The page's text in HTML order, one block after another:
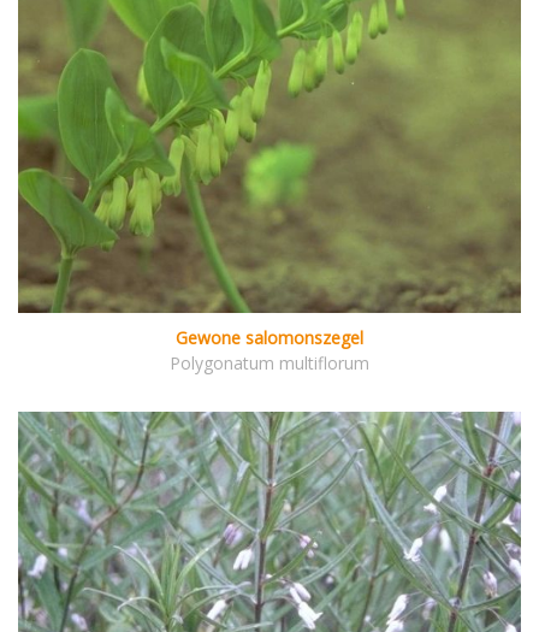
Gewone salomonszegel
Polygonatum multiflorum